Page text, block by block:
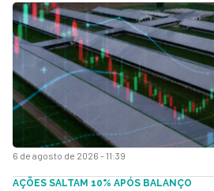
6 de agosto de 2026 - 11:39
AÇÕES SALTAM 10% APÓS BALANÇO